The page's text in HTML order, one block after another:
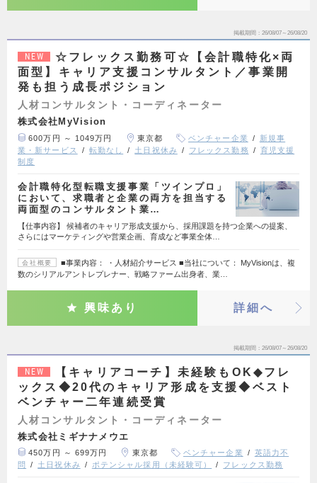
掲載期間 26/08/07～26/08/20
NEW
☆フレックス勤務可☆【会計職特化×両
面型】キャリア支援コンサルタント／事業開
発も担う成長ポジション
人材コンサルタント・コーディネーター
株式会社MyVision
600万円 ～ 1049万円 東京都 ベンチャー企業
新規事
業・新サービス
転勤なし 土日祝休み フレックス勤務
育児支援
制度
会計職特化型転職支援事業「ツインプロ」
において、求職者と企業の両方を担当する
両面型のコンサルタント業…
【仕事内容】 候補者のキャリア形成支援から、採用課題を持つ企業への提案、
さらにはマーケティングや営業企画、育成など事業全体…
会社概要
■事業内容： ・人材紹介サービス ■当社について： MyVisionは、複
数のシリアルアントレプレナー、戦略ファーム出身者、業…
興味あり 詳細へ
掲載期間 26/08/07～26/08/20
NEW
【キャリアコーチ】未経験もOK◆フレ
ックス◆20代のキャリア形成を支援◆ベスト
ベンチャー二年連続受賞
人材コンサルタント・コーディネーター
株式会社ミギナナメウエ
450万円 ～ 699万円 東京都 ベンチャー企業
英語力不
問
土日祝休み ポテンシャル採用（未経験可） フレックス勤務